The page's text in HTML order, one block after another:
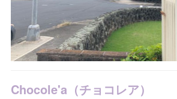
Chocole'a（チョコレア）